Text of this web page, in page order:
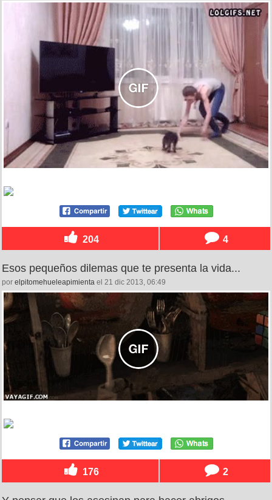
204 4
Esos pequeños dilemas que te presenta la vida...
por elpitomehueleapimienta el 21 dic 2013, 06:49
176 2